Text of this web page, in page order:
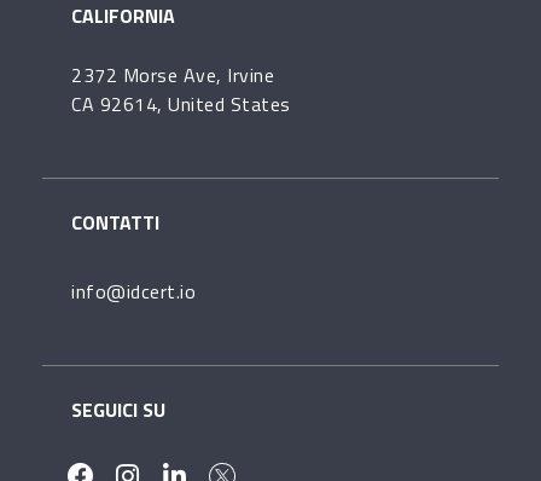
CALIFORNIA
2372 Morse Ave, Irvine
CA 92614, United States
CONTATTI
info@idcert.io
SEGUICI SU